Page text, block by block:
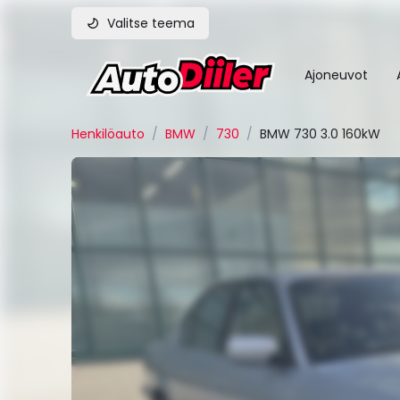
Valitse teema
Ajoneuvot
Henkilöauto / BMW / 730 / BMW 730 3.0 160kW